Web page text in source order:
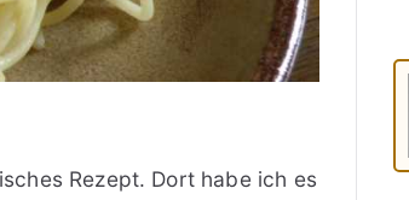
Rezept. Dort habe ich es